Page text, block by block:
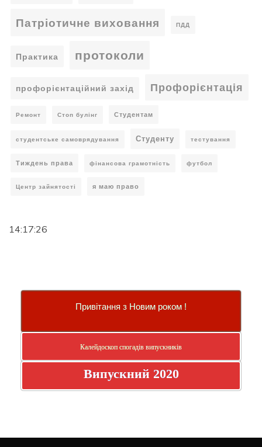
Патріотичне виховання ПДД
Практика протоколи
профорієнтаційний захід Профорієнтація
Ремонт Стоп булінг Студентам
студентське самоврядування Студенту тестування
Тиждень права фінансова грамотність футбол
Центр зайнятості я маю право
14:17:26
Привітання з Новим роком !
Калейдоскоп спогадів випускників
Випускний 2020